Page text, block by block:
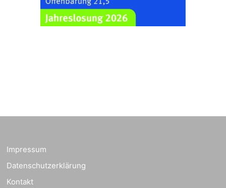
Impressum
Datenschutzerklärung
Kontakt